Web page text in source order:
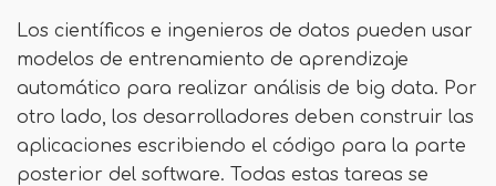
Los científicos e ingenieros de datos pueden usar
modelos de entrenamiento de aprendizaje
automático para realizar análisis de big data. Por
otro lado, los desarrolladores deben construir las
aplicaciones escribiendo el código para la parte
posterior del software. Todas estas tareas se